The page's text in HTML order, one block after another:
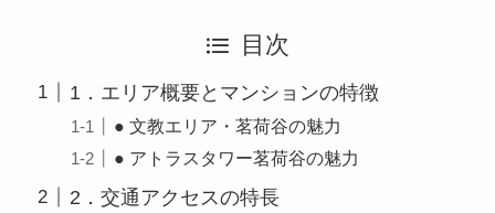
目次
1．エリア概要とマンションの特徴
● 文教エリア・茗荷谷の魅力
● アトラスタワー茗荷谷の魅力
2．交通アクセスの特長